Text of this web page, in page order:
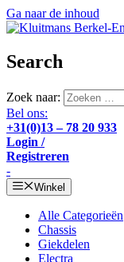
Ga naar de inhoud
Search
Zoek naar:
Bel ons:
+31(0)13 – 78 20 933
Login /
Registreren
-
Winkel
Alle Categorieën
Chassis
Giekdelen
Electra